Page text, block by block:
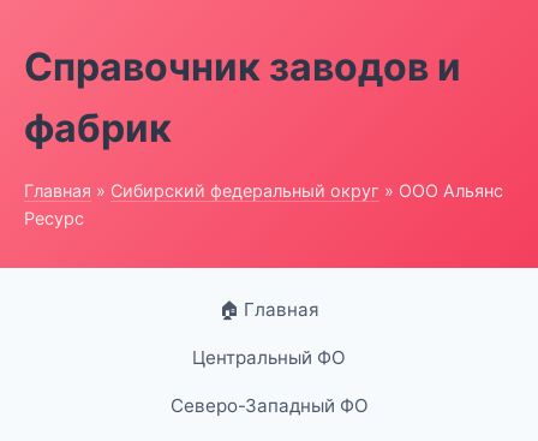
Справочник заводов и
фабрик
Главная » Сибирский федеральный округ » ООО Альянс
Ресурс
🏠 Главная
Центральный ФО
Северо-Западный ФО